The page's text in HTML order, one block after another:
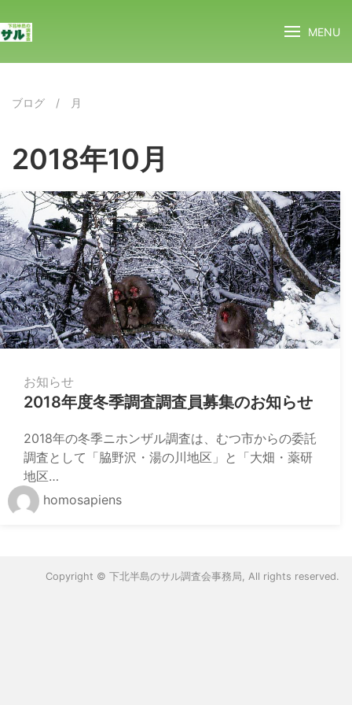
MENU
ブログ / 月
2018年10月
お知らせ
2018年度冬季調査調査員募集のお知らせ
2018年の冬季ニホンザル調査は、むつ市からの委託
調査として「脇野沢・湯の川地区」と「大畑・薬研
地区…
homosapiens
Copyright © 下北半島のサル調査会事務局, All rights reserved.